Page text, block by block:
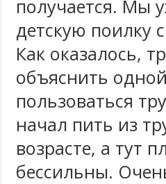
получается. Мы
детскую поилку
Как оказалось,
объяснить
пользоваться
начал пить из
возрасте, а тут
бессильны.